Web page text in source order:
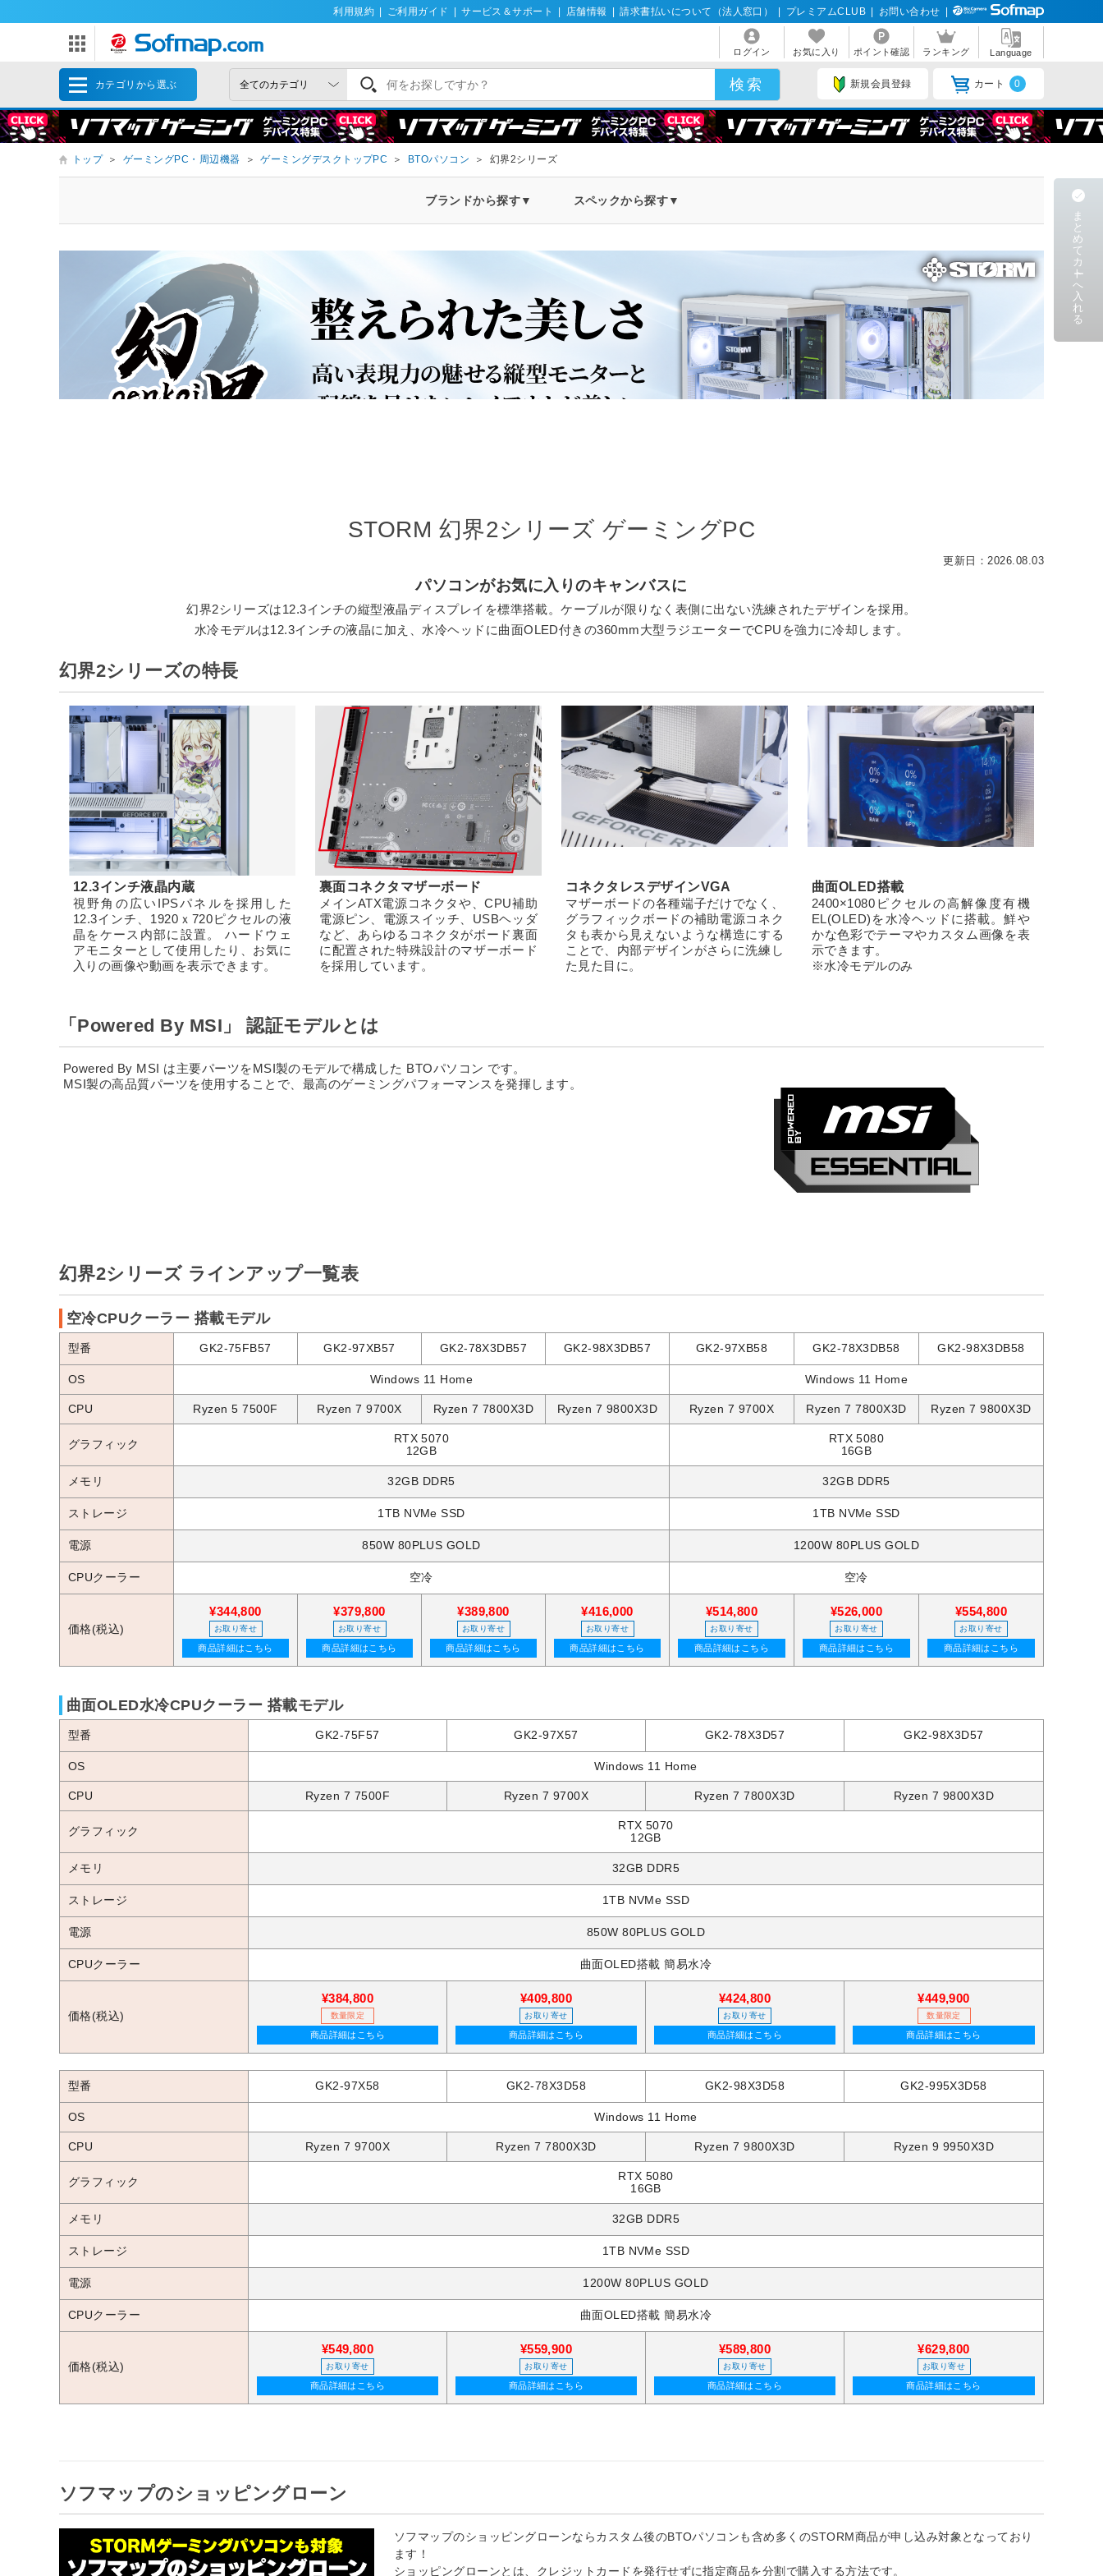
利用規約 ご利用ガイド サービス＆サポート 店舗情報 請求書払いについて（法人窓口） プレミアムCLUB お問い合わせ
ログイン お気に入り ポイント確認 ランキング Language
カテゴリから選ぶ 新規会員登録 カート 0
トップ ＞ ゲーミングPC・周辺機器 ＞ ゲーミングデスクトップPC ＞ BTOパソコン ＞ 幻界2シリーズ
ま
と
め
て
カ
ト
へ
入
れ
る
ブランドから探す▼ スペックから探す▼
CPUから探す
Core Ultra 9
Core Ultra 7
Core Ultra 5
Core i7
Core i5
RTX5090
RTX5080
RTX5070
50万円以上
40万円～50万円
25万円～30万円
20万円～25万円
メモリ容量から探す
16GB
32GB
SGシリーズ
流界2
影界
新界2
幻界
メーカーから探す
STORM
OZgaming
ASUS
MSI
DELL
STORM 幻界2シリーズ ゲーミングPC
更新日：2026.08.03
パソコンがお気に入りのキャンバスに
幻界2シリーズは12.3インチの縦型液晶ディスプレイを標準搭載。ケーブルが限りなく表側に出ない洗練されたデザインを採用。
水冷モデルは12.3インチの液晶に加え、水冷ヘッドに曲面OLED付きの360mm大型ラジエーターでCPUを強力に冷却します。
幻界2シリーズの特長
12.3インチ液晶内蔵
視野角の広いIPSパネルを採用した
12.3インチ、1920ｘ720ピクセルの液
晶をケース内部に設置。 ハードウェ
アモニターとして使用したり、お気に
入りの画像や動画を表示できます。
裏面コネクタマザーボード
メインATX電源コネクタや、CPU補助
電源ピン、電源スイッチ、USBヘッダ
など、あらゆるコネクタがボード裏面
に配置された特殊設計のマザーボード
を採用しています。
コネクタレスデザインVGA
マザーボードの各種端子だけでなく、
グラフィックボードの補助電源コネク
タも表から見えないような構造にする
ことで、内部デザインがさらに洗練し
た見た目に。
曲面OLED搭載
2400×1080ピクセルの高解像度有機
EL(OLED)を水冷ヘッドに搭載。鮮や
かな色彩でテーマやカスタム画像を表
示できます。
※水冷モデルのみ
「Powered By MSI」 認証モデルとは
Powered By MSI は主要パーツをMSI製のモデルで構成した BTOパソコン です。
MSI製の高品質パーツを使用することで、最高のゲーミングパフォーマンスを発揮します。
幻界2シリーズ ラインアップ一覧表
空冷CPUクーラー 搭載モデル
型番 GK2-75FB57 GK2-97XB57 GK2-78X3DB57 GK2-98X3DB57 GK2-97XB58 GK2-78X3DB58 GK2-98X3DB58
OS Windows 11 Home Windows 11 Home
CPU Ryzen 5 7500F Ryzen 7 9700X Ryzen 7 7800X3D Ryzen 7 9800X3D Ryzen 7 9700X Ryzen 7 7800X3D Ryzen 7 9800X3D
グラフィック
RTX 5070
12GB
RTX 5080
16GB
メモリ 32GB DDR5 32GB DDR5
ストレージ 1TB NVMe SSD 1TB NVMe SSD
電源 850W 80PLUS GOLD 1200W 80PLUS GOLD
CPUクーラー 空冷 空冷
価格(税込)
¥344,800
お取り寄せ
商品詳細はこちら
¥379,800
お取り寄せ
商品詳細はこちら
¥389,800
お取り寄せ
商品詳細はこちら
¥416,000
お取り寄せ
商品詳細はこちら
¥514,800
お取り寄せ
商品詳細はこちら
¥526,000
お取り寄せ
商品詳細はこちら
¥554,800
お取り寄せ
商品詳細はこちら
曲面OLED水冷CPUクーラー 搭載モデル
型番 GK2-75F57 GK2-97X57 GK2-78X3D57 GK2-98X3D57
OS Windows 11 Home
CPU Ryzen 7 7500F Ryzen 7 9700X Ryzen 7 7800X3D Ryzen 7 9800X3D
グラフィック
RTX 5070
12GB
メモリ 32GB DDR5
ストレージ 1TB NVMe SSD
電源 850W 80PLUS GOLD
CPUクーラー 曲面OLED搭載 簡易水冷
価格(税込)
¥384,800
数量限定
商品詳細はこちら
¥409,800
お取り寄せ
商品詳細はこちら
¥424,800
お取り寄せ
商品詳細はこちら
¥449,900
数量限定
商品詳細はこちら
型番 GK2-97X58 GK2-78X3D58 GK2-98X3D58 GK2-995X3D58
OS Windows 11 Home
CPU Ryzen 7 9700X Ryzen 7 7800X3D Ryzen 7 9800X3D Ryzen 9 9950X3D
グラフィック
RTX 5080
16GB
メモリ 32GB DDR5
ストレージ 1TB NVMe SSD
電源 1200W 80PLUS GOLD
CPUクーラー 曲面OLED搭載 簡易水冷
価格(税込)
¥549,800
お取り寄せ
商品詳細はこちら
¥559,900
お取り寄せ
商品詳細はこちら
¥589,800
お取り寄せ
商品詳細はこちら
¥629,800
お取り寄せ
商品詳細はこちら
ソフマップのショッピングローン
ソフマップのショッピングローンならカスタム後のBTOパソコンも含め多くのSTORM商品が申し込み対象となっており
ます！
ショッピングローンとは、クレジットカードを発行せずに指定商品を分割で購入する方法です。